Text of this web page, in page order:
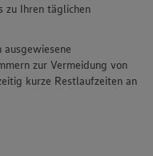
zu Ihren täglichen
zur Vermeidung von
kurze Restlaufzeiten an